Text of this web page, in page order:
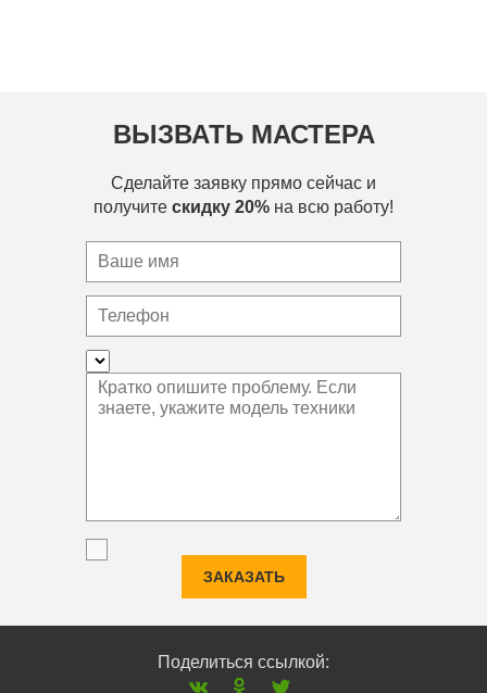
ВЫЗВАТЬ МАСТЕРА
Сделайте заявку прямо сейчас и
получите скидку 20% на всю работу!
ЗАКАЗАТЬ
Поделиться ссылкой: